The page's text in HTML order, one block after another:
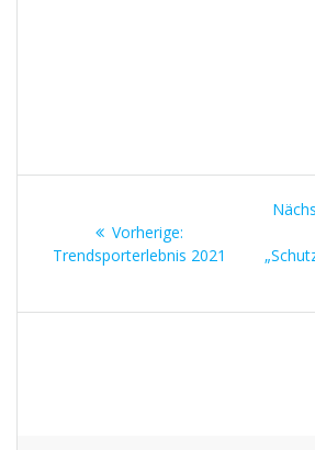
Vorherige:Vorheriger
Beitrag:
Trendsporterlebnis 2021